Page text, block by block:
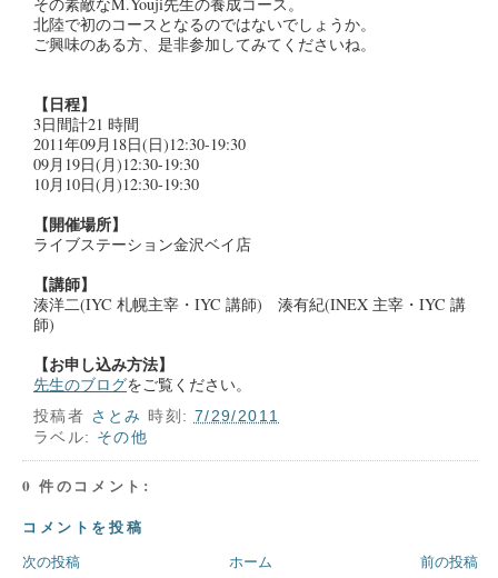
北陸で初のコースとなるのではないでしょうか。
ご興味のある方、是非参加してみてくださいね。
【日程】
3日間計21 時間
2011年09月18日(日)12:30-19:30
09月19日(月)12:30-19:30
10月10日(月)12:30-19:30
【開催場所】
ライブステーション金沢ベイ店
【講師】
湊洋二(IYC 札幌主宰・IYC 講師) 湊有紀(INEX 主宰・IYC 講
師)
【お申し込み方法】
先生のブログをご覧ください。
投稿者 さとみ 時刻: 7/29/2011
ラベル: その他
0 件のコメント:
コメントを投稿
次の投稿 前の投稿
ホーム